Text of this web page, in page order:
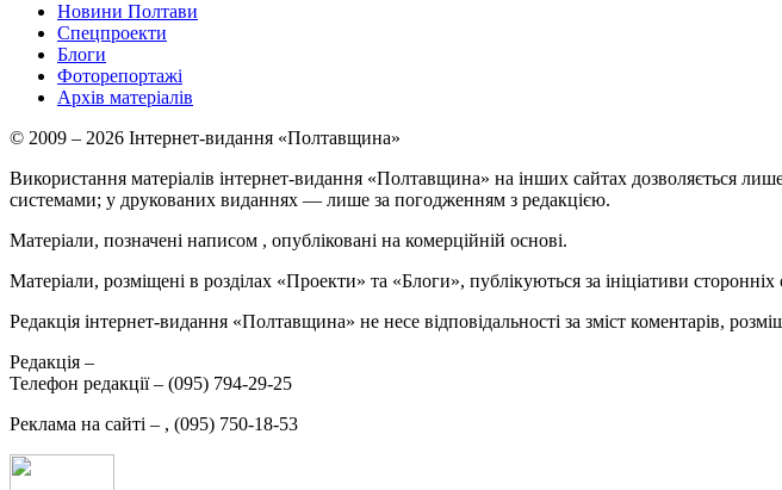
Новини Полтави
Спецпроекти
Блоги
Фоторепортажі
Архів матеріалів
© 2009 – 2026 Інтернет-видання «Полтавщина»
Використання матеріалів інтернет-видання «Полтавщина» на інших сайтах дозволяється
системами; у друкованих виданнях — лише за погодженням з редакцією.
Матеріали, позначені написом , опубліковані на комерційній основі.
Матеріали, розміщені в розділах «Проекти» та «Блоги», публікуються за ініціативи сторонніх
Редакція інтернет-видання «Полтавщина» не несе відповідальності за зміст коментарів,
Редакція –
Телефон редакції – (095) 794-29-25
Реклама на сайті – , (095) 750-18-53